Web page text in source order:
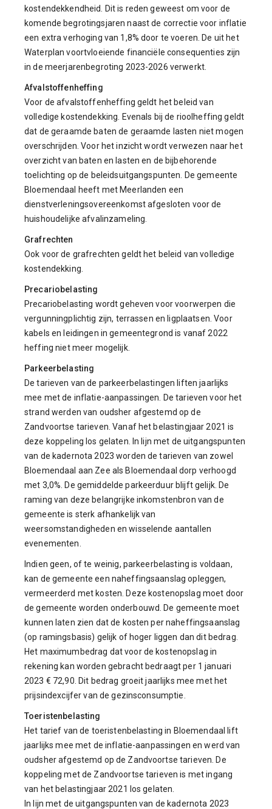
kostendekkendheid. Dit is reden geweest om voor de
komende begrotingsjaren naast de correctie voor inflatie
een extra verhoging van 1,8% door te voeren. De uit het
Waterplan voortvloeiende financiële consequenties zijn
in de meerjarenbegroting 2023-2026 verwerkt.
Afvalstoffenheffing
Voor de afvalstoffenheffing geldt het beleid van
volledige kostendekking. Evenals bij de rioolheffing geldt
dat de geraamde baten de geraamde lasten niet mogen
overschrijden. Voor het inzicht wordt verwezen naar het
overzicht van baten en lasten en de bijbehorende
toelichting op de beleidsuitgangspunten. De gemeente
Bloemendaal heeft met Meerlanden een
dienstverleningsovereenkomst afgesloten voor de
huishoudelijke afvalinzameling.
Grafrechten
Ook voor de grafrechten geldt het beleid van volledige
kostendekking.
Precariobelasting
Precariobelasting wordt geheven voor voorwerpen die
vergunningplichtig zijn, terrassen en ligplaatsen. Voor
kabels en leidingen in gemeentegrond is vanaf 2022
heffing niet meer mogelijk.
Parkeerbelasting
De tarieven van de parkeerbelastingen liften jaarlijks
mee met de inflatie-aanpassingen. De tarieven voor het
strand werden van oudsher afgestemd op de
Zandvoortse tarieven. Vanaf het belastingjaar 2021 is
deze koppeling los gelaten. In lijn met de uitgangspunten
van de kadernota 2023 worden de tarieven van zowel
Bloemendaal aan Zee als Bloemendaal dorp verhoogd
met 3,0%. De gemiddelde parkeerduur blijft gelijk. De
raming van deze belangrijke inkomstenbron van de
gemeente is sterk afhankelijk van
weersomstandigheden en wisselende aantallen
evenementen.
Indien geen, of te weinig, parkeerbelasting is voldaan,
kan de gemeente een naheffingsaanslag opleggen,
vermeerderd met kosten. Deze kostenopslag moet door
de gemeente worden onderbouwd. De gemeente moet
kunnen laten zien dat de kosten per naheffingsaanslag
(op ramingsbasis) gelijk of hoger liggen dan dit bedrag.
Het maximumbedrag dat voor de kostenopslag in
rekening kan worden gebracht bedraagt per 1 januari
2023 € 72,90. Dit bedrag groeit jaarlijks mee met het
prijsindexcijfer van de gezinsconsumptie.
Toeristenbelasting
Het tarief van de toeristenbelasting in Bloemendaal lift
jaarlijks mee met de inflatie-aanpassingen en werd van
oudsher afgestemd op de Zandvoortse tarieven. De
koppeling met de Zandvoortse tarieven is met ingang
van het belastingjaar 2021 los gelaten.
In lijn met de uitgangspunten van de kadernota 2023